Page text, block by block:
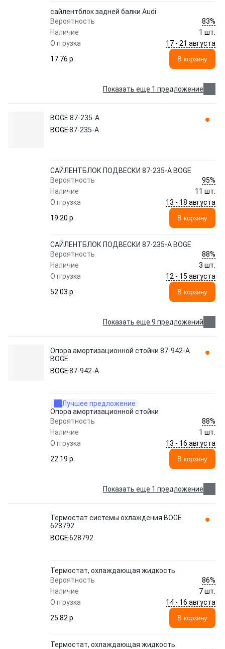
сайлентблок задней балки Audi
Вероятность
83%
Наличие
1 шт.
Отгрузка
17 - 21 августа
17.76 p.
В корзину
Показать еще 1 предложение
BOGE 87-235-A
BOGE87-235-A
САЙЛЕНТБЛОК ПОДВЕСКИ 87-235-A BOGE
Вероятность
95%
Наличие
11 шт.
Отгрузка
13 - 18 августа
19.20 p.
В корзину
САЙЛЕНТБЛОК ПОДВЕСКИ 87-235-A BOGE
Вероятность
88%
Наличие
3 шт.
Отгрузка
12 - 15 августа
52.03 p.
В корзину
Показать еще 9 предложений
Опора амортизационной стойки 87-942-A
BOGE
BOGE87-942-A
Лучшее предложение
Опора амортизационной стойки
Вероятность
88%
Наличие
1 шт.
Отгрузка
13 - 16 августа
22.19 p.
В корзину
Показать еще 1 предложение
Термостат системы охлаждения BOGE
628792
BOGE628792
Термостат, охлаждающая жидкость
Вероятность
86%
Наличие
7 шт.
Отгрузка
14 - 16 августа
25.82 p.
В корзину
Термостат, охлаждающая жидкость